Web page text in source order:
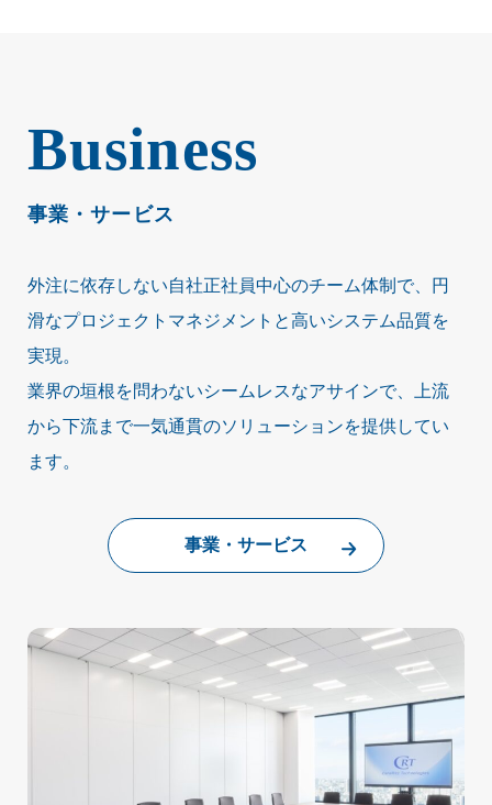
Business
事業・サービス
外注に依存しない自社正社員中心のチーム体制で、円
滑なプロジェクトマネジメントと高いシステム品質を
実現。
業界の垣根を問わないシームレスなアサインで、上流
から下流まで一気通貫のソリューションを提供してい
ます。
事業・サービス